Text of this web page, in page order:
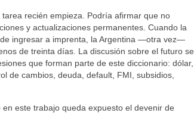
recién empieza. Podría afirmar que no
y actualizaciones permanentes. Cuando la
ingresar a imprenta, la Argentina —otra vez—
de treinta días. La discusión sobre el futuro se
que forman parte de este diccionario: dólar,
de cambios, deuda, default, FMI, subsidios,
este trabajo queda expuesto el devenir de